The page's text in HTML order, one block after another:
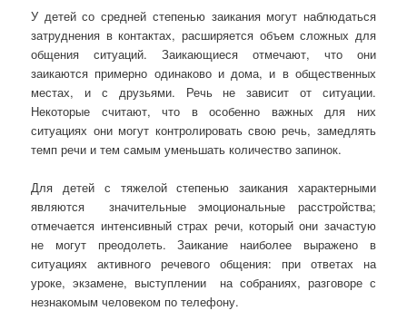
У детей со средней степенью заикания могут наблюдаться
затруднения в контактах, расширяется объем сложных для
общения ситуаций. Заикающиеся отмечают, что они
заикаются примерно одинаково и дома, и в общественных
местах, и с друзьями. Речь не зависит от ситуации.
Некоторые считают, что в особенно важных для них
ситуациях они могут контролировать свою речь, замедлять
темп речи и тем самым уменьшать количество запинок.
Для детей с тяжелой степенью заикания характерными
являются значительные эмоциональные расстройства;
отмечается интенсивный страх речи, который они зачастую
не могут преодолеть. Заикание наиболее выражено в
ситуациях активного речевого общения: при ответах на
уроке, экзамене, выступлении на собраниях, разговоре с
незнакомым человеком по телефону.